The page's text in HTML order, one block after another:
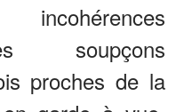
soupçons
proches de la